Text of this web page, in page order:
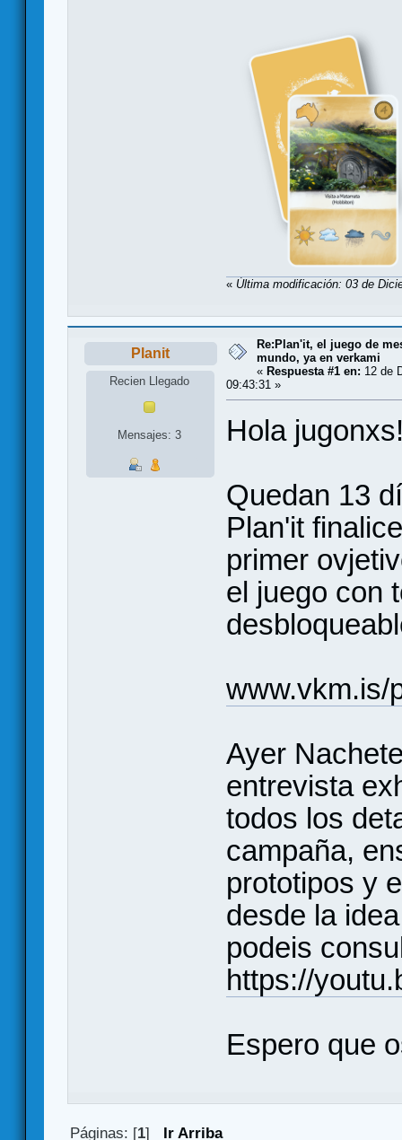
« Última modificación: 03 de
Planit
Recien Llegado
Mensajes: 3
Re:Plan'it, el juego de
mundo, ya en verkami
« Respuesta #1 en: 12 de
09:43:31 »
Hola
Quedan 13
Plan'it
primer
el juego con
www.vkm.is/
Ayer
entrevista
todos los
campaña,
prototipos y
desde la
podeis
https://
Espero que
Páginas: [1] Ir Arriba